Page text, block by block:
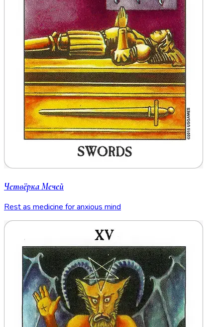
Четвёрка Мечей
Rest as medicine for anxious mind